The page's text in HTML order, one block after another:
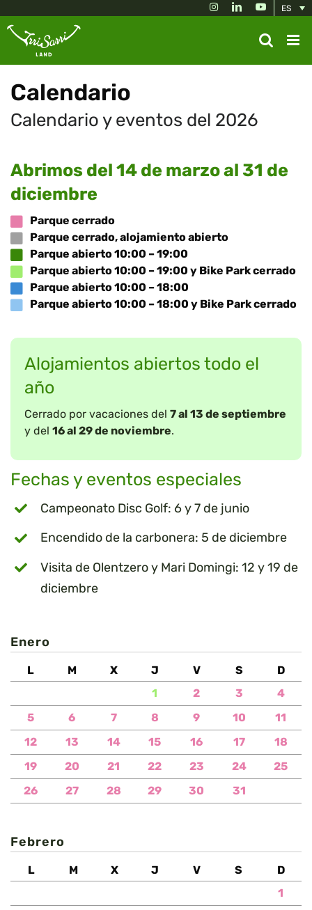
to
content
ES
InstagramLinkedInYouTube
Calendario
Calendario y eventos del 2026
Abrimos del 14 de marzo al 31 de
diciembre
Parque cerrado
Parque cerrado, alojamiento abierto
Parque abierto 10:00 – 19:00
Parque abierto 10:00 – 19:00 y Bike Park cerrado
Parque abierto 10:00 – 18:00
Parque abierto 10:00 – 18:00 y Bike Park cerrado
Alojamientos abiertos todo el
año
Cerrado por vacaciones del 7 al 13 de septiembre
y del 16 al 29 de noviembre.
Fechas y eventos especiales
Campeonato Disc Golf: 6 y 7 de junio
Encendido de la carbonera: 5 de diciembre
Visita de Olentzero y Mari Domingi: 12 y 19 de
diciembre
Enero
L M X J V S
D
1
2 3
4
5
6 7 8 9 10
11
12
13 14 15 16 17
18
19
20 21 22 23 24
25
26
27 28 29 30 31
Febrero
L M X J V S
D
1